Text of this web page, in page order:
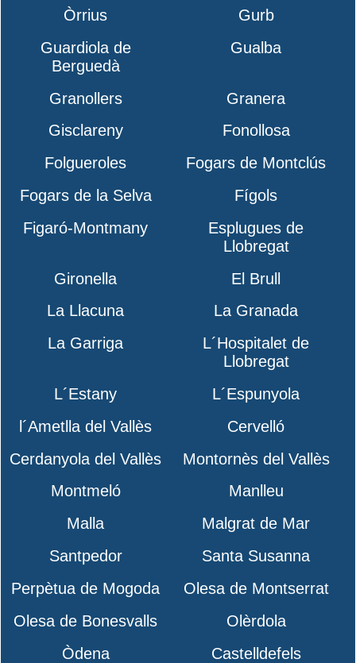
Òrrius
Gurb
Guardiola de
Berguedà
Gualba
Granollers
Granera
Gisclareny
Fonollosa
Folgueroles
Fogars de Montclús
Fogars de la Selva
Fígols
Figaró-Montmany
Esplugues de
Llobregat
Gironella
El Brull
La Llacuna
La Granada
La Garriga
L´Hospitalet de
Llobregat
L´Estany
L´Espunyola
l´Ametlla del Vallès
Cervelló
Cerdanyola del Vallès
Montornès del Vallès
Montmeló
Manlleu
Malla
Malgrat de Mar
Santpedor
Santa Susanna
Perpètua de Mogoda
Olesa de Montserrat
Olesa de Bonesvalls
Olèrdola
Òdena
Castelldefels